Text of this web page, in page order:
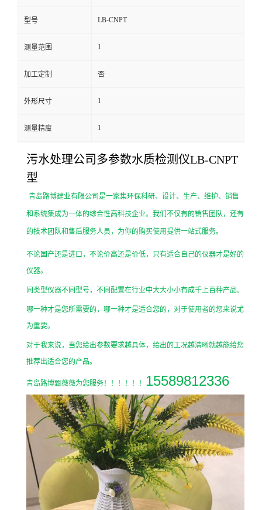
线
型号 LB-CNPT
测量范围 1
加工定制 否
外形尺寸 1
测量精度 1
污水处理公司多参数水质检测仪LB-CNPT
型
青岛路博建业有限公司是一家集环保科研、设计、生产、维护、销售
和系统集成为一体的综合性高科技企业。我们不仅有的销售团队，还有
的技术团队和售后服务人员，为你的购买使用提供一站式服务。
不论国产还是进口，不论价高还是价低，只有适合自己的仪器才是好的
仪器。
同类型仪器不同型号，不同配置在行业中大大小小有成千上百种产品。
哪一种才是您所需要的，哪一种才是适合您的，对于使用者的您来说尤
为重要。
对于我来说，当您给出参数要求越具体，给出的工况越清晰就越能给您
推荐出适合您的产品。
青岛路博甄薇薇为您服务！！！！！！ 15589812336